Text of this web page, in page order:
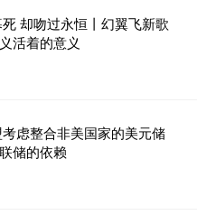
却吻过永恒丨幻翼飞新歌
活着的意义
虑整合非美国家的美元储
储的依赖